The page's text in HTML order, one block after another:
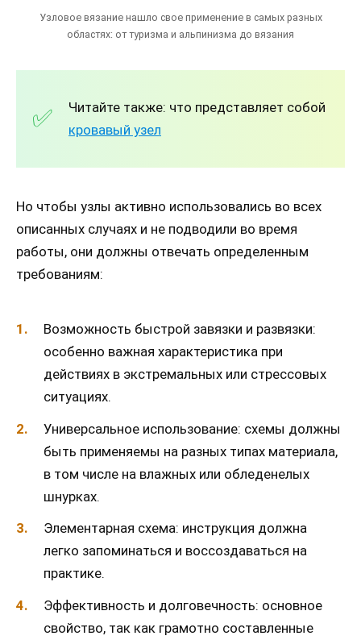
Узловое вязание нашло свое применение в самых разных
областях: от туризма и альпинизма до вязания
Читайте также: что представляет собой
кровавый узел
Но чтобы узлы активно использовались во всех
описанных случаях и не подводили во время
работы, они должны отвечать определенным
требованиям:
Возможность быстрой завязки и развязки:
особенно важная характеристика при
действиях в экстремальных или стрессовых
ситуациях.
Универсальное использование: схемы должны
быть применяемы на разных типах материала,
в том числе на влажных или обледенелых
шнурках.
Элементарная схема: инструкция должна
легко запоминаться и воссоздаваться на
практике.
Эффективность и долговечность: основное
свойство, так как грамотно составленные